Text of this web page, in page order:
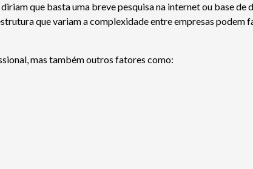
que basta uma breve pesquisa na internet ou base de
que variam a complexidade entre empresas podem
mas também outros fatores como: